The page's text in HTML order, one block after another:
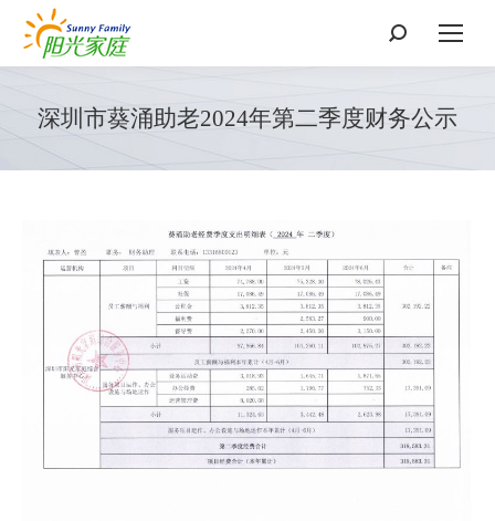
搜
索：
深圳市葵涌助老2024年第二季度财务公示